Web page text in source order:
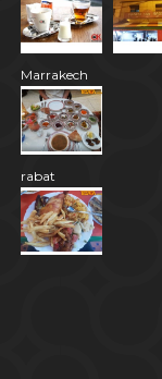
Marrakech
rabat